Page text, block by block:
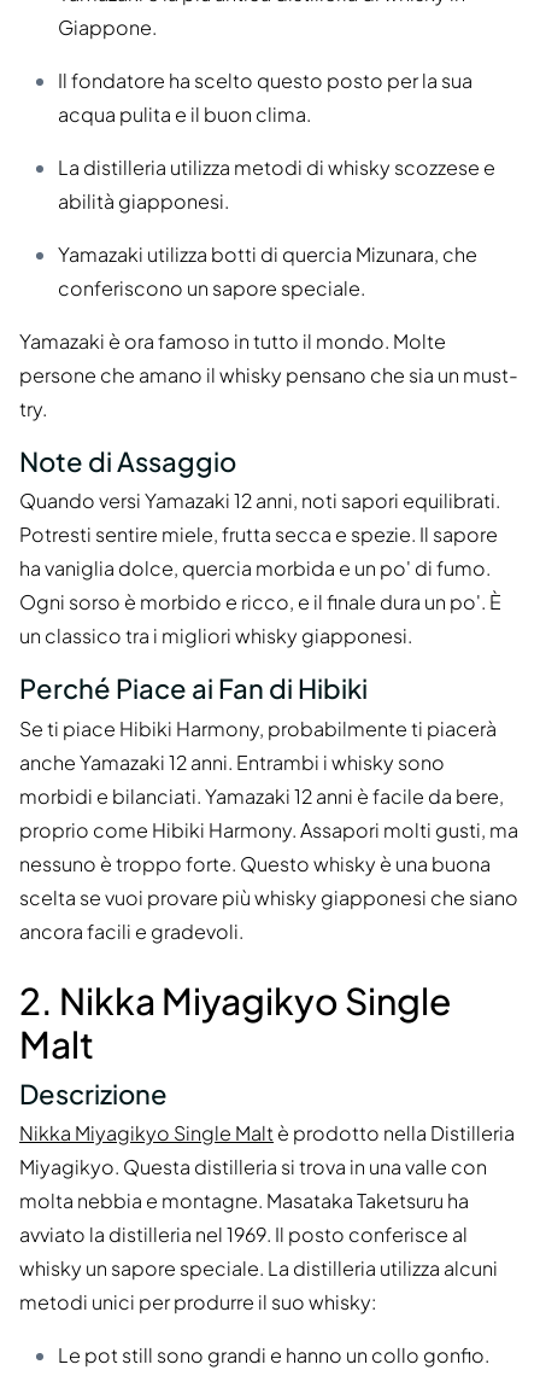
Giappone.
Il fondatore ha scelto questo posto per la sua
acqua pulita e il buon clima.
La distilleria utilizza metodi di whisky scozzese e
abilità giapponesi.
Yamazaki utilizza botti di quercia Mizunara, che
conferiscono un sapore speciale.
Yamazaki è ora famoso in tutto il mondo. Molte
persone che amano il whisky pensano che sia un must-
try.
Note di Assaggio
Quando versi Yamazaki 12 anni, noti sapori equilibrati.
Potresti sentire miele, frutta secca e spezie. Il sapore
ha vaniglia dolce, quercia morbida e un po' di fumo.
Ogni sorso è morbido e ricco, e il finale dura un po'. È
un classico tra i migliori whisky giapponesi.
Perché Piace ai Fan di Hibiki
Se ti piace Hibiki Harmony, probabilmente ti piacerà
anche Yamazaki 12 anni. Entrambi i whisky sono
morbidi e bilanciati. Yamazaki 12 anni è facile da bere,
proprio come Hibiki Harmony. Assapori molti gusti, ma
nessuno è troppo forte. Questo whisky è una buona
scelta se vuoi provare più whisky giapponesi che siano
ancora facili e gradevoli.
2. Nikka Miyagikyo Single
Malt
Descrizione
Nikka Miyagikyo Single Malt è prodotto nella Distilleria
Miyagikyo. Questa distilleria si trova in una valle con
molta nebbia e montagne. Masataka Taketsuru ha
avviato la distilleria nel 1969. Il posto conferisce al
whisky un sapore speciale. La distilleria utilizza alcuni
metodi unici per produrre il suo whisky:
Le pot still sono grandi e hanno un collo gonfio.